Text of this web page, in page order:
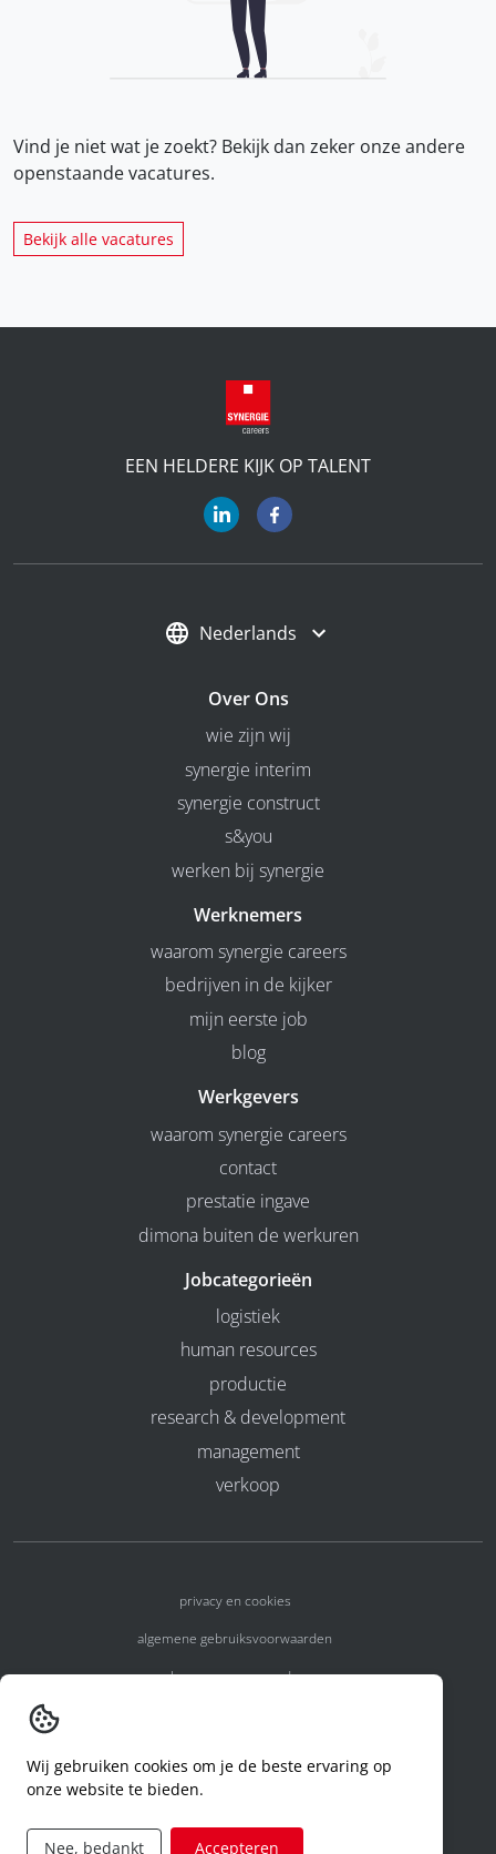
Vind je niet wat je zoekt? Bekijk dan zeker onzeandere
openstaande vacatures.
Bekijk alle vacatures
EEN HELDERE KIJK OP TALENT
Nederlands
Over Ons
wie zijn wij
synergie interim
synergie construct
s&you
werken bij synergie
Werknemers
waarom synergie careers
bedrijven in de kijker
mijn eerste job
blog
Werkgevers
waarom synergie careers
contact
prestatie ingave
dimona buiten de werkuren
Jobcategorieën
logistiek
human resources
productie
research & development
management
verkoop
privacy en cookies
algemene gebruiksvoorwaarden
algemene voorwaarden
code of conduct
aanvraag rechten ivm privacy
Wij gebruiken cookies om je de beste ervaring op
onze website te bieden.
Nee, bedankt Accepteren